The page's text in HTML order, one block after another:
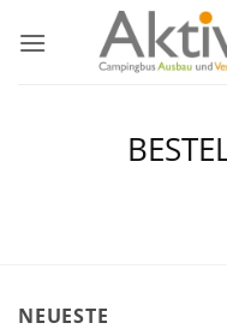
Inhalt
NEUESTE